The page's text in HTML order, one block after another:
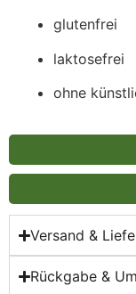
glutenfrei
laktosefrei
ohne
Versand &
Rückgabe &